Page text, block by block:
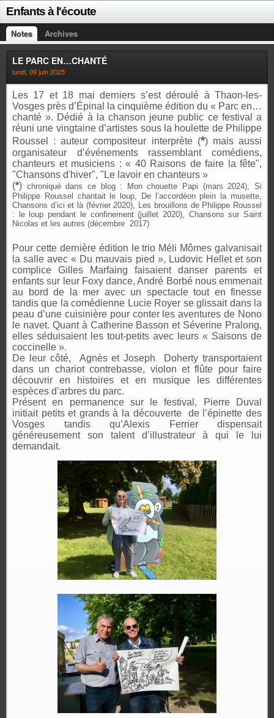
Enfants à l'écoute
Notes Archives
LE PARC EN…CHANTÉ
lundi, 09 juin 2025
Les 17 et 18 mai derniers s’est déroulé à Thaon-les-
Vosges près d’Épinal la cinquième édition du « Parc en…
chanté ». Dédié à la chanson jeune public ce festival a
réuni une vingtaine d’artistes sous la houlette de Philippe
Roussel : auteur compositeur interprète (*) mais aussi
organisateur d’événements rassemblant comédiens,
chanteurs et musiciens : « 40 Raisons de faire la fête",
"Chansons d'hiver", "Le lavoir en chanteurs »
(*) chroniqué dans ce blog : Mon chouette Papi (mars 2024), Si
Philippe Roussel chantait le loup, De l’accordéon plein la musette,
Chansons d’ici et là (février 2020), Les brouillons de Philippe Roussel
: le loup pendant le confinement (juillet 2020), Chansons sur Saint
Nicolas et les autres (décembre 2017)
Pour cette dernière édition le trio Méli Mômes galvanisait
la salle avec « Du mauvais pied », Ludovic Hellet et son
complice Gilles Marfaing faisaient danser parents et
enfants sur leur Foxy dance, André Borbé nous emmenait
au bord de la mer avec un spectacle tout en finesse
tandis que la comédienne Lucie Royer se glissait dans la
peau d’une cuisinière pour conter les aventures de Nono
le navet. Quant à Catherine Basson et Séverine Pralong,
elles séduisaient les tout-petits avec leurs « Saisons de
coccinelle ».
De leur côté, Agnès et Joseph Doherty transportaient
dans un chariot contrebasse, violon et flûte pour faire
découvrir en histoires et en musique les différentes
espèces d’arbres du parc.
Présent en permanence sur le festival, Pierre Duval
initiait petits et grands à la découverte de l’épinette des
Vosges tandis qu’Alexis Ferrier dispensait
généreusement son talent d’illustrateur à qui le lui
demandait.